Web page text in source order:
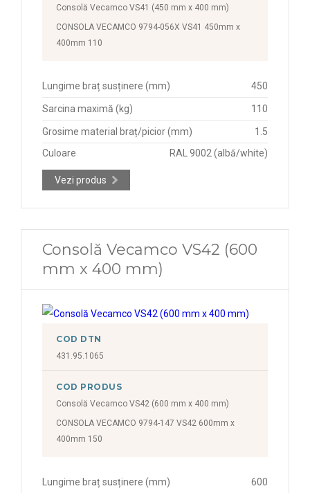
Consolă Vecamco VS41 (450 mm x 400 mm)
CONSOLA VECAMCO 9794-056X VS41 450mm x
400mm 110
Lungime braț susținere (mm) 450
Sarcina maximă (kg) 110
Grosime material braț/picior (mm)
1.5
Culoare
RAL 9002 (albă/white)
Vezi produs
Consolă Vecamco VS42 (600
mm x 400 mm)
COD DTN
431.95.1065
COD PRODUS
Consolă Vecamco VS42 (600 mm x 400 mm)
CONSOLA VECAMCO 9794-147 VS42 600mm x
400mm 150
Lungime braț susținere (mm) 600